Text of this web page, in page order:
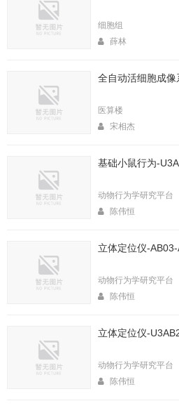
细胞组
薛林
全自动活细胞成像
医算楼
宋相杰
基础小鼠行为-
动物行为学研究平台
陈伟恒
立体定位仪-
动物行为学研究平台
陈伟恒
立体定位仪-
动物行为学研究平台
陈伟恒